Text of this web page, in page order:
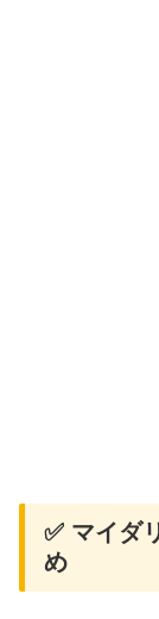
✅ マイダ
め